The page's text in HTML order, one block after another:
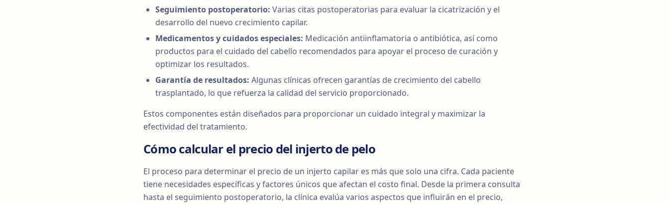
Seguimiento postoperatorio: Varias citas postoperatorias para evaluar la cicatrización y el
desarrollo del nuevo crecimiento capilar.
Medicamentos y cuidados especiales: Medicación antiinflamatoria o antibiótica, así como
productos para el cuidado del cabello recomendados para apoyar el proceso de curación y
optimizar los resultados.
Garantía de resultados: Algunas clínicas ofrecen garantías de crecimiento del cabello
trasplantado, lo que refuerza la calidad del servicio proporcionado.
Estos componentes están diseñados para proporcionar un cuidado integral y maximizar la
efectividad del tratamiento.
Cómo calcular el precio del injerto de pelo
El proceso para determinar el precio de un injerto capilar es más que solo una cifra. Cada paciente
tiene necesidades específicas y factores únicos que afectan el costo final. Desde la primera consulta
hasta el seguimiento postoperatorio, la clínica evalúa varios aspectos que influirán en el precio,